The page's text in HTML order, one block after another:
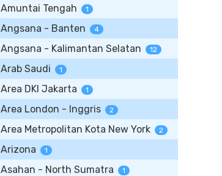
Amuntai Tengah 1
Angsana - Banten 4
Angsana - Kalimantan Selatan 12
Arab Saudi 1
Area DKI Jakarta 1
Area London - Inggris 2
Area Metropolitan Kota New York 2
Arizona 1
Asahan - North Sumatra 1